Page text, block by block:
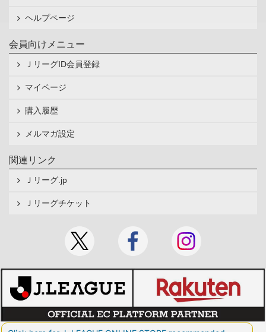
ヘルプページ
会員向けメニュー
ＪリーグID会員登録
マイページ
購入履歴
メルマガ設定
関連リンク
Ｊリーグ.jp
Ｊリーグチケット